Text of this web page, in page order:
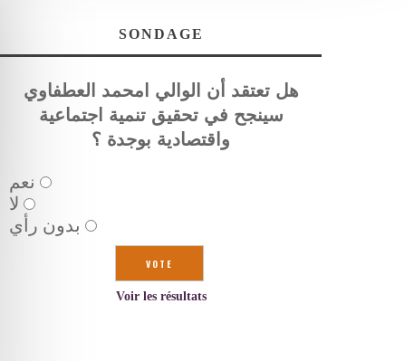
SONDAGE
هل تعتقد أن الوالي امحمد العطفاوي
سينجح في تحقيق تنمية اجتماعية
واقتصادية بوجدة ؟
نعم
لا
بدون رأي
Voir les résultats